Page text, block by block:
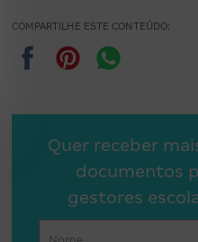
COMPARTILHE ESTE CONTEÚDO:
Quer receber
documentos
gestores